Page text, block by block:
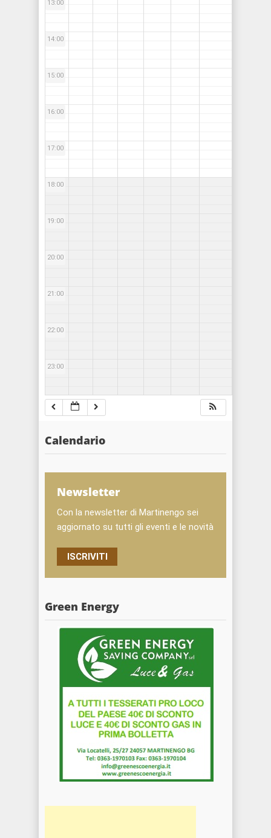
13:00
14:00
15:00
16:00
17:00
18:00
19:00
20:00
21:00
22:00
23:00
Calendario
Newsletter
Con la newsletter di Martinengo sei
aggiornato su tutti gli eventi e le novità
ISCRIVITI
Green Energy